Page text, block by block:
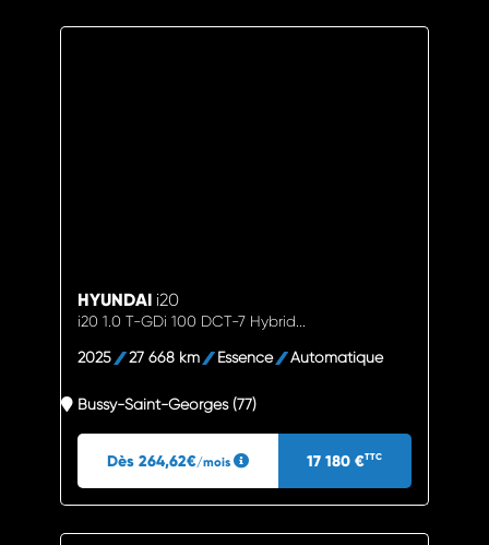
HYUNDAI i20
i20 1.0 T-GDi 100 DCT-7 Hybrid...
2025 27 668 km Essence Automatique
Bussy-Saint-Georges (77)
Dès 264,62€/mois 17 180 €TTC